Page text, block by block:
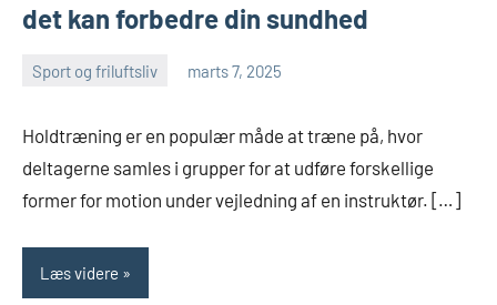
det kan forbedre din sundhed
Sport og friluftsliv marts 7, 2025
Esben
Holdtræning er en populær måde at træne på, hvor
deltagerne samles i grupper for at udføre forskellige
former for motion under vejledning af en instruktør. […]
Læs videre